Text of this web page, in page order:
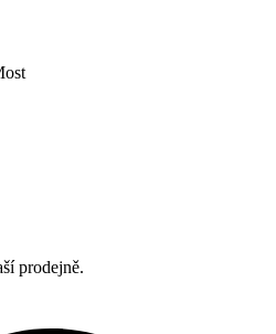
prodejně.